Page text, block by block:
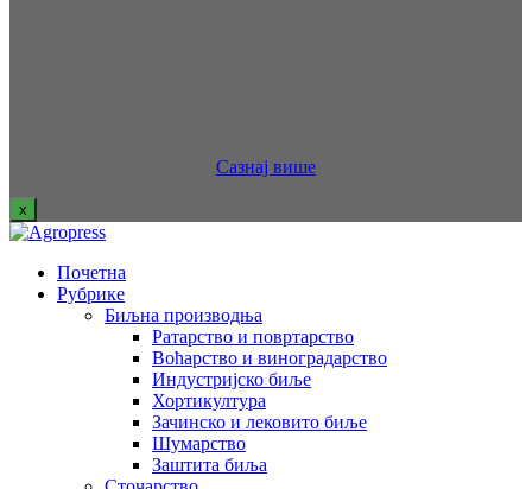
Сазнај више
x
Почетна
Рубрике
Биљна производња
Ратарство и повртарство
Воћарство и виноградарство
Индустријско биље
Хортикултура
Зачинско и лековито биље
Шумарство
Заштита биља